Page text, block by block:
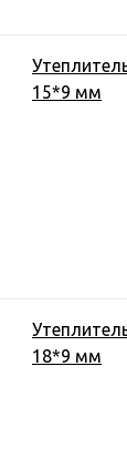
15*9 мм
18*9 мм